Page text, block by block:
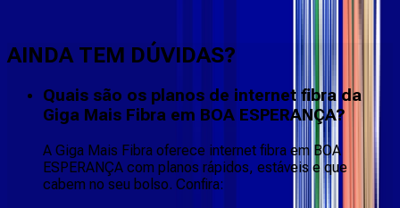
AINDA TEM DÚVIDAS?
Quais são os planos de internet fibra da
Giga Mais Fibra em BOA ESPERANÇA?
A Giga Mais Fibra oferece internet fibra em BOA
ESPERANÇA com planos rápidos, estáveis e que
cabem no seu bolso. Confira: